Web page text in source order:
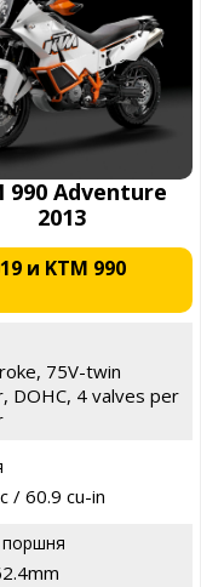
990 Adventure
2013
и KTM 990
75V-twin
DOHC, 4 valves per
/ 60.9 cu-in